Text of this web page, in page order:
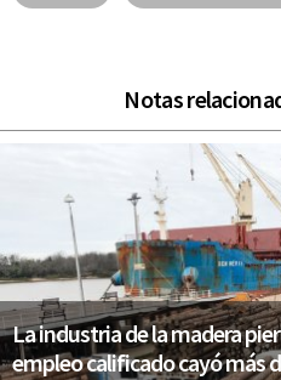
Notas
La industria de la madera
empleo calificado cayó más